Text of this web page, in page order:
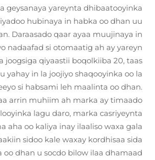
geysanaya yareynta dhibaatooyinka
hubinaya in habka oo dhan uu
Daraasado qaar ayaa muujinaya in
nadaafad si otomaatig ah ay yareyn
joogsiga qiyaastii boqolkiiba 20, taas
yahay in la joojiyo shaqooyinka oo la
si habsami leh maalinta oo dhan.
arrin muhiim ah marka ay timaado
lagu daro, marka casriyeynta
aha oo kaliya inay ilaaliso waxa gala
sidoo kale waxay kordhisaa sida
oo dhan u socdo bilow ilaa dhamaad.